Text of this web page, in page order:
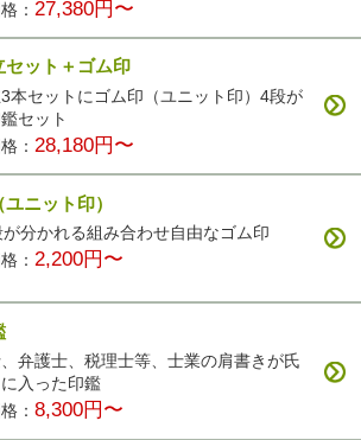
： 27,380円〜
セット＋ゴム印
本セットにゴム印（ユニット印）4段が
セット
： 28,180円〜
ニット印）
分かれる組み合わせ自由なゴム印
：2,200円〜
弁護士、税理士等、士業の肩書きが氏
入った印鑑
：8,300円〜